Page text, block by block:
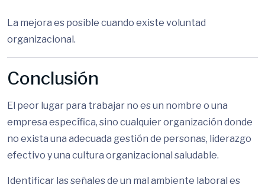
La mejora es posible cuando existe voluntad
organizacional.
Conclusión
El peor lugar para trabajar no es un nombre o una
empresa específica, sino cualquier organización donde
no exista una adecuada gestión de personas, liderazgo
efectivo y una cultura organizacional saludable.
Identificar las señales de un mal ambiente laboral es